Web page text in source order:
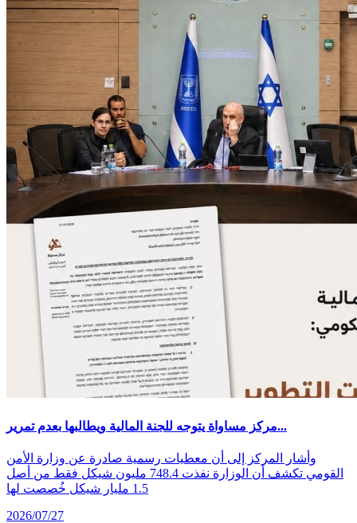
مركز مساواة يتوجه للجنة المالية ويطالبها بعدم تمرير...
وأشار المركز إلى أن معطيات رسمية صادرة عن وزارة الأمن
القومي تكشف أن الوزارة نفذت 748.4 مليون شيكل فقط من أصل
1.5 مليار شيكل خُصصت لها
2026/07/27